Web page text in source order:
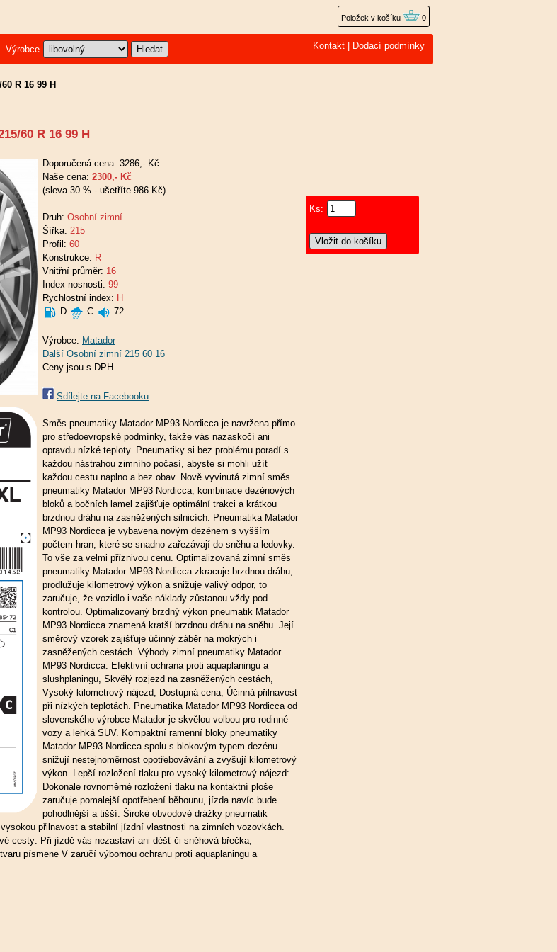
Položek v košíku 0
Výrobce Kontakt Dodací podmínky
R 16 99 H
60 R 16 99 H
Doporučená cena: 3286,- Kč
Naše cena: 2300,- Kč
(sleva 30 % - ušetříte 986 Kč)
Druh: Osobní zimní
Šířka: 215
Profil: 60
Konstrukce: R
Vnitřní průměr: 16
Index nosnosti: 99
Rychlostní index: H
D
C 72
Výrobce: Matador
Ceny jsou s DPH.
Sdílejte na Facebooku
Směs pneumatiky Matador MP93 Nordicca je navržena přímo
pro středoevropské podmínky, takže vás nazaskočí ani
opravdu nízké teploty. Pneumatiky si bez problému poradí s
každou nástrahou zimního počasí, abyste si mohli užít
každou cestu naplno a bez obav. Nově vyvinutá zimní směs
pneumatiky Matador MP93 Nordicca, kombinace dezénových
bloků a bočních lamel zajišťuje optimální trakci a krátkou
brzdnou dráhu na zasněžených silnicích. Pneumatika Matador
MP93 Nordicca je vybavena novým dezénem s vyšším
počtem hran, které se snadno zařezávají do sněhu a ledovky.
To vše za velmi příznivou cenu. Optimalizovaná zimní směs
pneumatiky Matador MP93 Nordicca zkracuje brzdnou dráhu,
prodlužuje kilometrový výkon a snižuje valivý odpor, to
zaručuje, že vozidlo i vaše náklady zůstanou vždy pod
kontrolou. Optimalizovaný brzdný výkon pneumatik Matador
MP93 Nordicca znamená kratší brzdnou dráhu na sněhu. Její
směrový vzorek zajišťuje účinný záběr na mokrých i
zasněžených cestách. Výhody zimní pneumatiky Matador
MP93 Nordicca: Efektivní ochrana proti aquaplaningu a
slushplaningu, Skvělý rozjezd na zasněžených cestách,
Vysoký kilometrový nájezd, Dostupná cena, Účinná přilnavost
při nízkých teplotách. Pneumatika Matador MP93 Nordicca od
slovenského výrobce Matador je skvělou volbou pro rodinné
vozy a lehká SUV. Kompaktní ramenní bloky pneumatiky
Matador MP93 Nordicca spolu s blokovým typem dezénu
snižují nestejnoměrnost opotřebovávání a zvyšují kilometrový
výkon. Lepší rozložení tlaku pro vysoký kilometrový nájezd:
Dokonale rovnoměrné rozložení tlaku na kontaktní ploše
zaručuje pomalejší opotřebení běhounu, jízda navíc bude
pohodlnější a tišší. Široké obvodové drážky pneumatik
přilnavost a stabilní jízdní vlastnosti na zimních vozovkách.
cesty: Při jízdě vás nezastaví ani déšť či sněhová břečka,
písmene V zaručí výbornou ochranu proti aquaplaningu a
Ks: